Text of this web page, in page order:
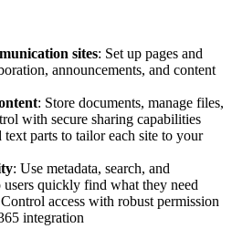
sites: Set up pages and
announcements, and content
: Store documents, manage files,
with secure sharing capabilities
text parts to tailor each site to your
: Use metadata, search, and
quickly find what they need
access with robust permission
integration